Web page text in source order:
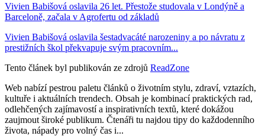
Vivien Babišová oslavila 26 let. Přestože studovala v Londýně a
Barceloně, začala v Agrofertu od základů
Vivien Babišová oslavila šestadvacáté narozeniny a po návratu z
prestižních škol překvapuje svým pracovním...
Tento článek byl publikován ze zdrojů ReadZone
Web nabízí pestrou paletu článků o životním stylu, zdraví, vztazích,
kultuře i aktuálních trendech. Obsah je kombinací praktických rad,
odlehčených zajímavostí a inspirativních textů, které dokážou
zaujmout široké publikum. Čtenáři tu najdou tipy do každodenního
života, nápady pro volný čas i...